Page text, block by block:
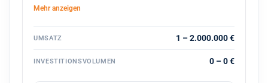
Nachfolgemangel oder strategischer Neuausrichtung.
Mehr anzeigen
UMSATZ 1 – 2.000.000 €
INVESTITIONSVOLUMEN 0 – 0 €